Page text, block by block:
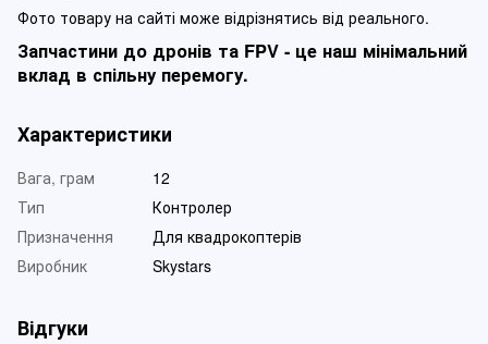
Фото товару на сайті може відрізнятись від реального.
Запчастини до дронів та FPV - це наш мінімальний
вклад в спільну перемогу.
Характеристики
Вага, грам
12
Тип
Контролер
Призначення
Для квадрокоптерів
Виробник
Skystars
Відгуки